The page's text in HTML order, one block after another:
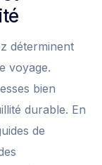
déterminent
voyage.
bien
durable. En
de